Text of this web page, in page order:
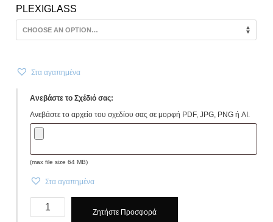
PLEXIGLASS
Στα αγαπημένα
Ανεβάστε το Σχέδιό σας:
Ανεβάστε το αρχείο του σχεδίου σας σε μορφή PDF, JPG, PNG ή AI.
(max file size 64 MB)
Στα αγαπημένα
Ταμπέλα
Εισόδου
Ζητήστε Προσφορά